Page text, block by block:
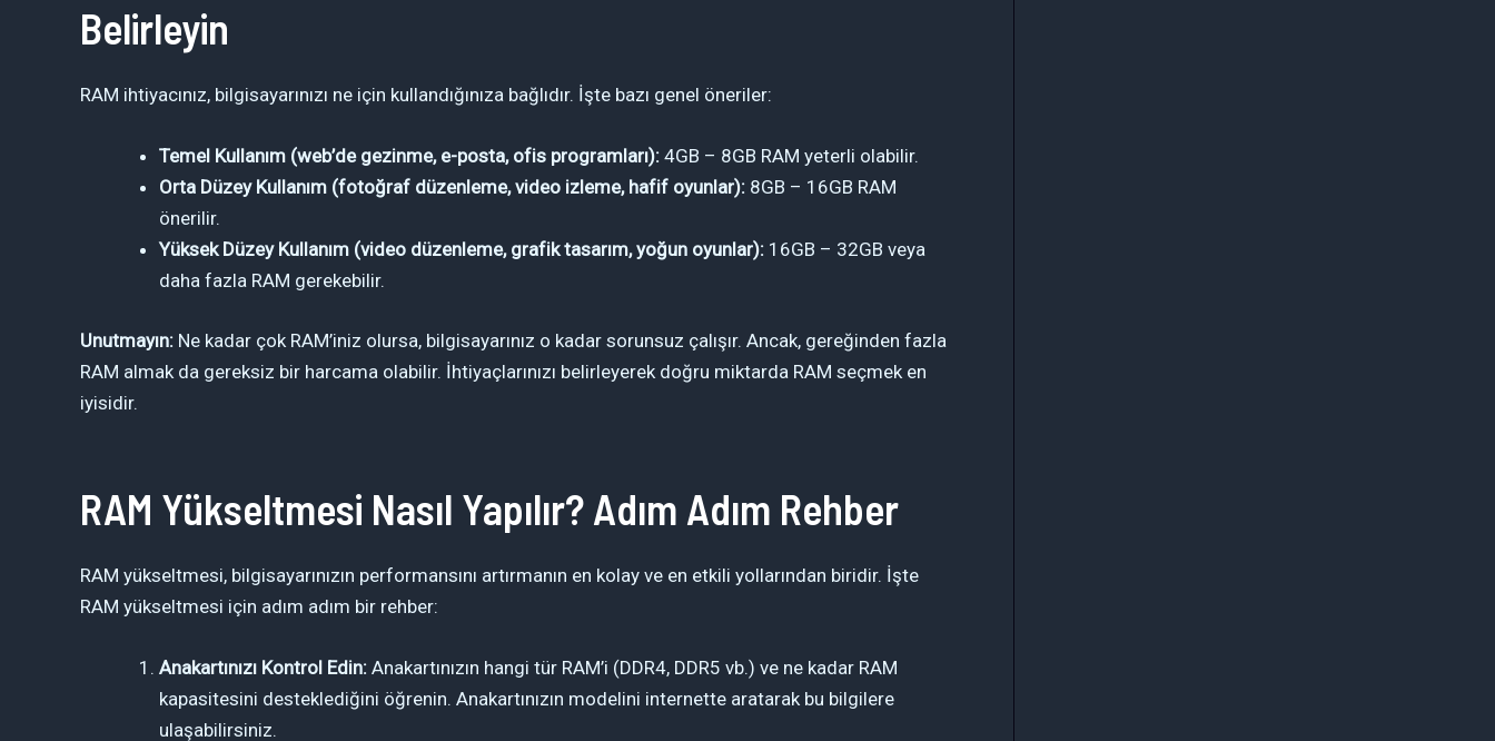
Belirleyin
RAM ihtiyacınız, bilgisayarınızı ne için kullandığınıza bağlıdır. İşte bazı genel öneriler:
Temel Kullanım (web’de gezinme, e-posta, ofis programları): 4GB – 8GB RAM yeterli olabilir.
Orta Düzey Kullanım (fotoğraf düzenleme, video izleme, hafif oyunlar): 8GB – 16GB RAM
önerilir.
Yüksek Düzey Kullanım (video düzenleme, grafik tasarım, yoğun oyunlar): 16GB – 32GB veya
daha fazla RAM gerekebilir.
Unutmayın: Ne kadar çok RAM’iniz olursa, bilgisayarınız o kadar sorunsuz çalışır. Ancak, gereğinden fazla
RAM almak da gereksiz bir harcama olabilir. İhtiyaçlarınızı belirleyerek doğru miktarda RAM seçmek en
iyisidir.
RAM Yükseltmesi Nasıl Yapılır? Adım Adım Rehber
RAM yükseltmesi, bilgisayarınızın performansını artırmanın en kolay ve en etkili yollarından biridir. İşte
RAM yükseltmesi için adım adım bir rehber:
Anakartınızı Kontrol Edin: Anakartınızın hangi tür RAM’i (DDR4, DDR5 vb.) ve ne kadar RAM
kapasitesini desteklediğini öğrenin. Anakartınızın modelini internette aratarak bu bilgilere
ulaşabilirsiniz.